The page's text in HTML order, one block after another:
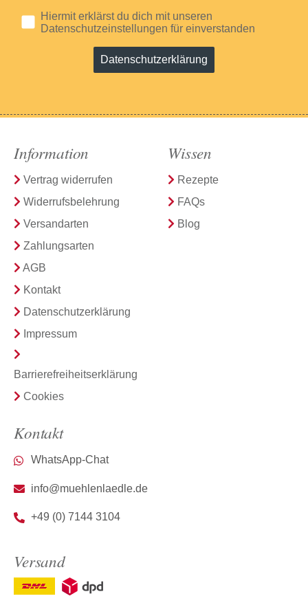
Hiermit erklärst du dich mit unseren
Datenschutzeinstellungen für einverstanden
Datenschutzerklärung
Information
Vertrag widerrufen
Widerrufsbelehrung
Versandarten
Zahlungsarten
AGB
Kontakt
Datenschutzerklärung
Impressum
Barrierefreiheitserklärung
Cookies
Wissen
Rezepte
FAQs
Blog
Kontakt
WhatsApp-Chat
info@muehlenlaedle.de
+49 (0) 7144 3104
Versand